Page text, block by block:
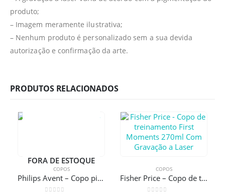
produto;
– Imagem meramente ilustrativa;
– Nenhum produto é personalizado sem a sua devida
autorização e confirmação da arte.
PRODUTOS RELACIONADOS
FORA DE ESTOQUE
COPOS
Philips Avent – Copo pinguim 12 meses +
COPOS
Fisher Price – Copo de treinamento First Moments 270ml Com Gravação a Laser